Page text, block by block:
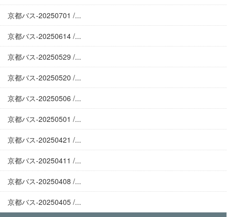
京都バス-20250701 /...
京都バス-20250614 /...
京都バス-20250529 /...
京都バス-20250520 /...
京都バス-20250506 /...
京都バス-20250501 /...
京都バス-20250421 /...
京都バス-20250411 /...
京都バス-20250408 /...
京都バス-20250405 /...